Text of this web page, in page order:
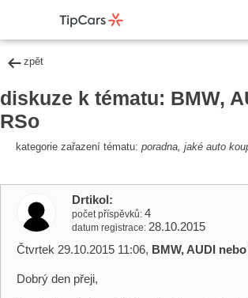
zpět
diskuze k tématu: BMW,
RSo
kategorie zařazení tématu: poradna, jaké auto
Drtikol
počet příspěvků 4
datum registrace 28.10.2015
Čtvrtek 29.10.2015 11:06, BMW, AUDI
Dobrý den přeji,